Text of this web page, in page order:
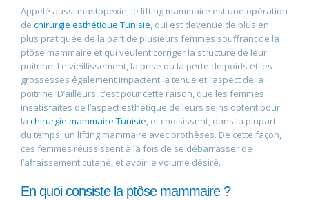
Appelé aussi mastopexie, le lifting mammaire est une opération
de chirurgie esthétique Tunisie, qui est devenue de plus en
plus pratiquée de la part de plusieurs femmes souffrant de la
ptôse mammaire et qui veulent corriger la structure de leur
poitrine. Le vieillissement, la prise ou la perte de poids et les
grossesses également impactent la tenue et l’aspect de la
poitrine. D’ailleurs, c’est pour cette raison, que les femmes
insatisfaites de l’aspect esthétique de leurs seins optent pour
la chirurgie mammaire Tunisie, et choisissent, dans la plupart
du temps, un lifting mammaire avec prothèses. De cette façon,
ces femmes réussissent à la fois de se débarrasser de
l’affaissement cutané, et avoir le volume désiré.
En quoi consiste la ptôse mammaire ?